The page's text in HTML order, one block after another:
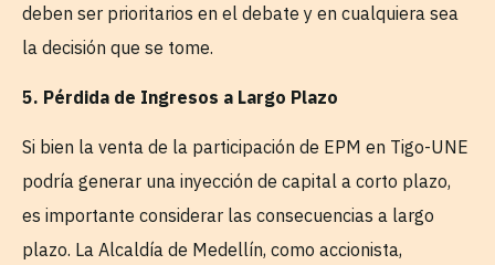
deben ser prioritarios en el debate y en cualquiera sea
la decisión que se tome.
5. Pérdida de Ingresos a Largo Plazo
Si bien la venta de la participación de EPM en Tigo-UNE
podría generar una inyección de capital a corto plazo,
es importante considerar las consecuencias a largo
plazo. La Alcaldía de Medellín, como accionista,